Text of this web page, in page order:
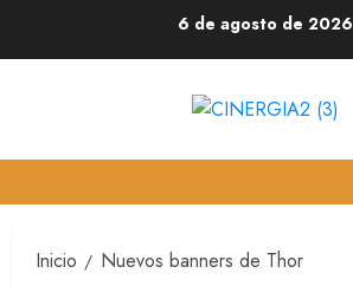
6 de agosto de 2026
Inicio Nuevos banners de Thor